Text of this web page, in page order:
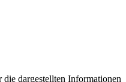
dargestellten Informationen